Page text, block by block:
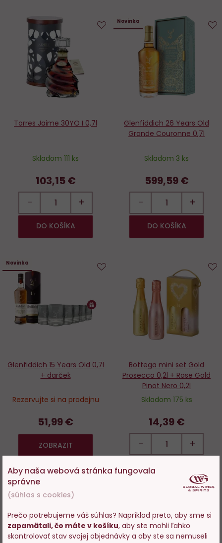
Torres Jaime 30YO I 0,7l
Skladom 111 ks
103,15 €
− +
DO KOŠÍKA
obľúbených
Novinka
Glenfiddich 26 Years Old
Grande Couronne 0,7l
Skladom 3 ks
599,59 €
− +
DO KOŠÍKA
Novinka
Glenfiddich 15 Years Old 0,7l
+ darček
Rezervujte si na prodejnu
51,99 €
ZOBRAZIT
obľúbených
Bottega mini set Gold
Prosecco 0,2l + Rose Gold
Pinot Nero 0,2l
Skladom 175 ks
14,39 €
− +
DO KOŠÍKA
Do
obľúbených
Aby naša webová stránka fungovala
správne
(súhlas s cookies)
Prečo potrebujeme váš súhlas? Napríklad preto, aby sme si
zapamätali, čo máte v košíku, aby ste mohli ľahko
skontrolovať stav svojej objednávky a aby ste sa nemuseli
Vstupujete na stránky s